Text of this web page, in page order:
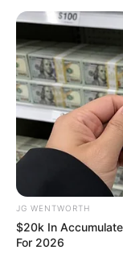
Why everything
might be wrong
CTA LOVE
JG WENTWORTH
$20k In
For 2026